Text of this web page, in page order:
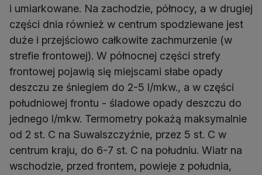
i umiarkowane. Na zachodzie, północy, a w drugiej
części dnia również w centrum spodziewane jest
duże i przejściowo całkowite zachmurzenie (w
strefie frontowej). W północnej części strefy
frontowej pojawią się miejscami słabe opady
deszczu ze śniegiem do 2-5 l/mkw., a w części
południowej frontu - śladowe opady deszczu do
jednego l/mkw. Termometry pokażą maksymalnie
od 2 st. C na Suwalszczyźnie, przez 5 st. C w
centrum kraju, do 6-7 st. C na południu. Wiatr na
wschodzie, przed frontem, powieje z południa,